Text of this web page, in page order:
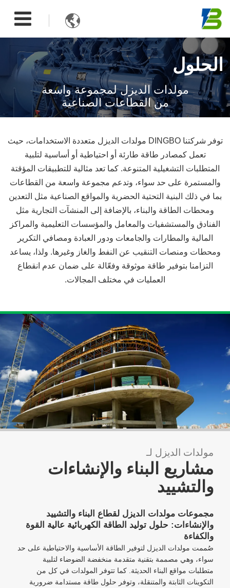

الحلول
مولدات الديزل لمجموعة واسعة
من القطاعات الصناعية
توفر شركتنا DINGBO مولدات الديزل متعددة الاستخدامات، حيث
تعمل كمصادر طاقة طارئة أو احتياطية أو أساسية لتلبية
المتطلبات التشغيلية المتنوعة. كما تعد مثالية للتطبيقات المؤقتة
والمستمرة على حد سواء، وتدعم مجموعة واسعة من القطاعات
بما في ذلك البنية التحتية الحضرية والمواقع الصناعية مثل التعدين
ومحطات الطاقة والبناء، بالإضافة إلى المنشآت التجارية مثل
الفنادق والمستشفيات والمعامل والمؤسسات التعليمية والمراكز
المالية والمطارات والجامعات ودور العبادة ومصافي التكرير
ومحطات ومنصات التنقيب عن النفط والغاز وغيرها. ولذا، يساعد
التزامنا بتوفير طاقة موثوقة وفعّالة على ضمان عدم انقطاع
العمليات في مختلف المجالات.
مولدات الديزل لـ
مشاريع البناء والإنشاءات
والتشييد
مجموعات مولدات الديزل لقطاع البناء والتشييد
والإنشاءات: حلول توليد الطاقة الكهربائية عالية القوة
والكفاءة
صُممت مولدات الديزل لتوفير الطاقة الأساسية والاحتياطية على حد
سواء، وهي مصممة بتقنية متقدمة منخفضة الضوضاء لتلبية
متطلبات مواقع البناء الحديثة. كما تتوفر المولدات في كل من
التكوينات الثابتة والمتنقلة، وتوفر حلول طاقة مستدامة ضرورية